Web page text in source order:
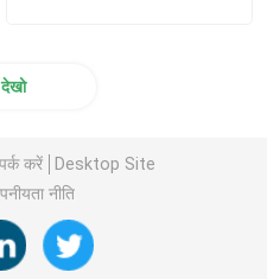
करें
Desktop Site
नीति